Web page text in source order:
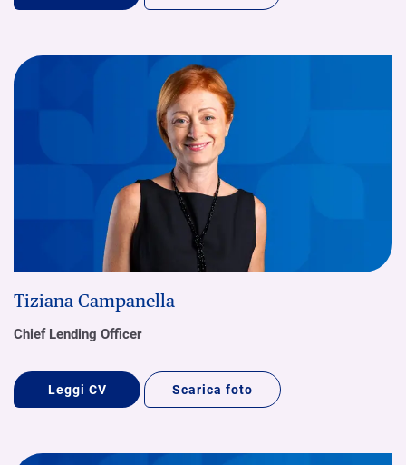
Tiziana Campanella
Chief Lending Officer
Leggi CV Scarica foto